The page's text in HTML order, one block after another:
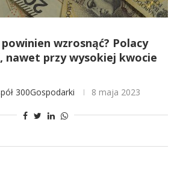
wzrosnąć? Polacy
nawet przy wysokiej kwocie
300Gospodarki 8 maja 2023